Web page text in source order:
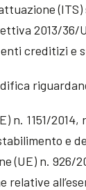
2013/36/
creditizi e
n. 1151/
e
(UE) n.
relative